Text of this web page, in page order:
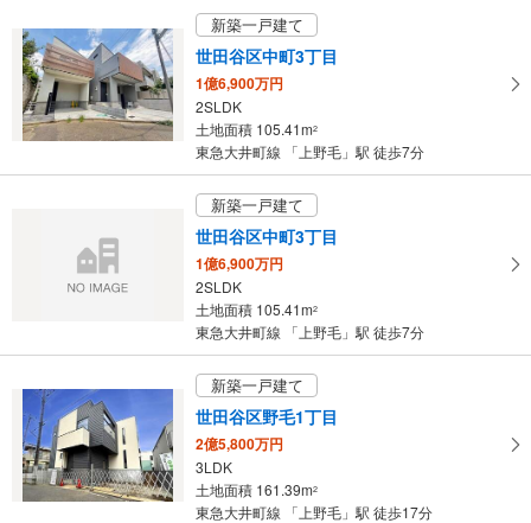
け
取
る
・
条
す
る
新築一戸建て
世田谷区中町3丁目
1億6,900万円
2SLDK
土地面積 105.41m2
東急大井町線 「上野毛」駅 徒歩7分
新築一戸建て
世田谷区中町3丁目
1億6,900万円
2SLDK
土地面積 105.41m2
東急大井町線 「上野毛」駅 徒歩7分
新築一戸建て
世田谷区野毛1丁目
2億5,800万円
3LDK
土地面積 161.39m2
東急大井町線 「上野毛」駅 徒歩17分